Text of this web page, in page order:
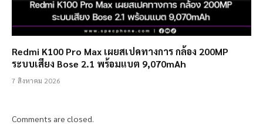
Redmi K100 Pro Max เผยสเปคทางการ กล้อง 200MP
ระบบเสียง Bose 2.1 พร้อมแบต 9,070mAh
7 สิงหาคม 2026
Comments are closed.